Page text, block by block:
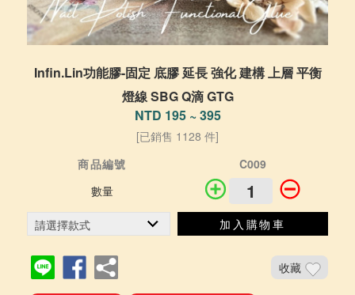
Infin.Lin功能膠-固定 底膠 延長 強化 建構 上層 平衡
燈線 SBG Q滴 GTG
NTD 195 ~ 395
[已銷售 1128 件]
商品編號
C009
數量
加入購物車
收藏